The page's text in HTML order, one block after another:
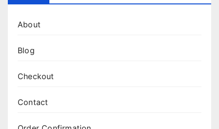
About
Blog
Checkout
Contact